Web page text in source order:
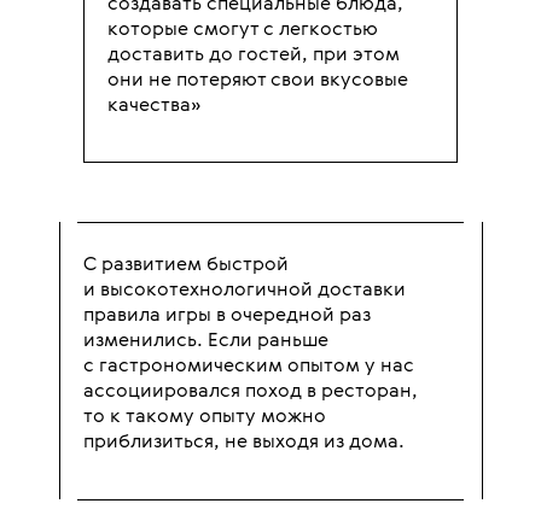
создавать специальные блюда,
которые смогут с легкостью
доставить до гостей, при этом
они не потеряют свои вкусовые
качества»
С развитием быстрой
и высокотехнологичной доставки
правила игры в очередной раз
изменились. Если раньше
с гастрономическим опытом у нас
ассоциировался поход в ресторан,
то к такому опыту можно
приблизиться, не выходя из дома.